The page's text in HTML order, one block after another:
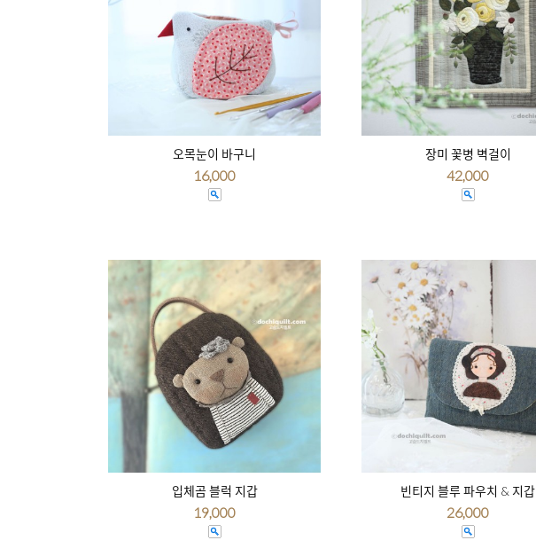
오목눈이 바구니
16,000
장미 꽃병 벽걸이
42,000
입체곰 블럭 지갑
19,000
빈티지 블루 파우치 & 지갑
26,000